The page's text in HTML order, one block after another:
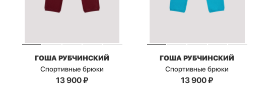
ГОША РУБЧИНСКИЙ
Спортивные брюки
13 900₽
ГОША РУБЧИНСКИЙ
Спортивные брюки
13 900₽